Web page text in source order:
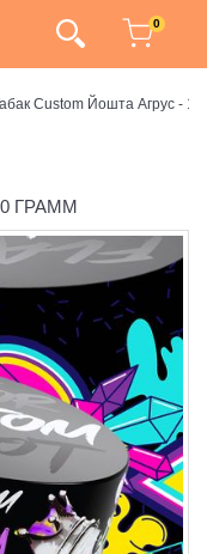
0
Custom Йошта Агрус -
ГРАММ